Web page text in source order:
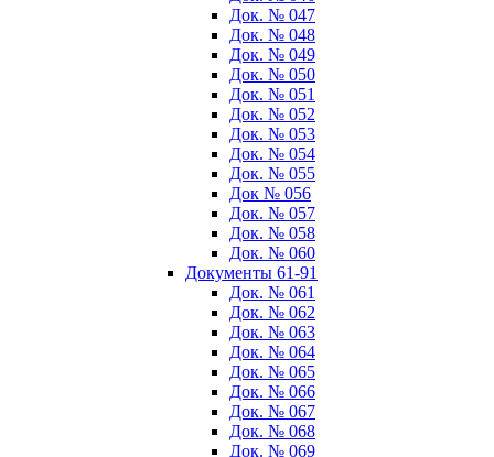
Док. № 047
Док. № 048
Док. № 049
Док. № 050
Док. № 051
Док. № 052
Док. № 053
Док. № 054
Док. № 055
Док № 056
Док. № 057
Док. № 058
Док. № 060
Документы 61-91
Док. № 061
Док. № 062
Док. № 063
Док. № 064
Док. № 065
Док. № 066
Док. № 067
Док. № 068
Док. № 069